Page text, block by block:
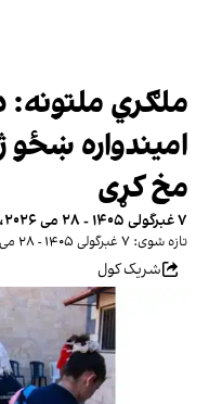
ملګري ملتونه:
امیندواره
مخ کړی
۷ غبرگولی ۱۴۰۵ - ۲۸ می ۲۰۲۶، ۱۹:۲۷ GMT+۱
تازه شوی: ۷ غبرگولی ۱۴۰۵ - ۲۸ می ۲۰۲۶، ۲۱:۳۲ GMT+۱
شریک کول